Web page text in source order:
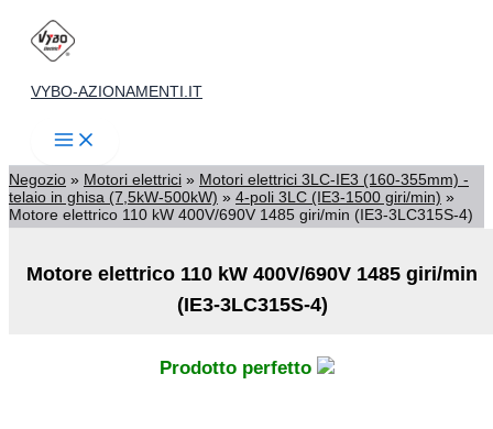
contenuto
VYBO-AZIONAMENTI.IT
Negozio » Motori elettrici » Motori elettrici 3LC-IE3 (160-355mm) -
telaio in ghisa (7,5kW-500kW) » 4-poli 3LC (IE3-1500 giri/min) »
Motore elettrico 110 kW 400V/690V 1485 giri/min (IE3-3LC315S-4)
Motore elettrico 110 kW 400V/690V 1485 giri/min
(IE3-3LC315S-4)
Prodotto perfetto